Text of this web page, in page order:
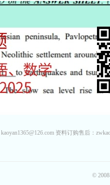
资料订购售后：
©